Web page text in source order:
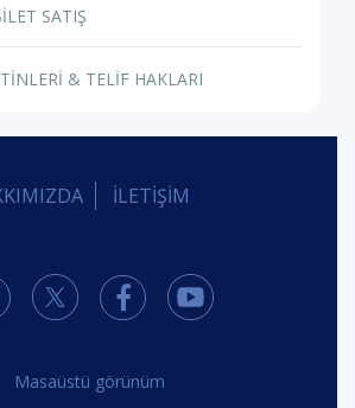
SATIŞ
& TELİF HAKLARI
İLETİŞİM
Masaüstü görünüm